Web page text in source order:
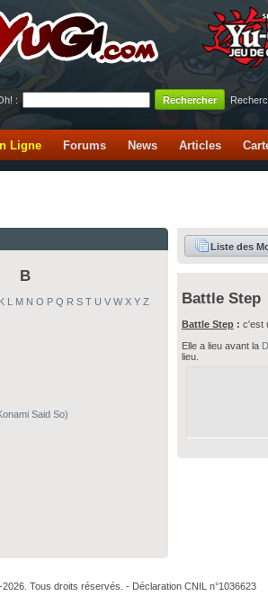
:
Ligne Forums News Articles
B
K M N O P Q R S T U V W X Y Z
Said So)
Liste des
Battle Step
Battle Step: c'est
Elle a lieu avant la
lieu.
Tous droits réservés. - Déclaration CNIL n°1036623